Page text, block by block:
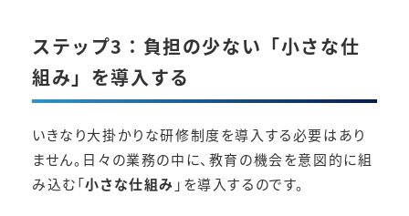
ステップ3：負担の少ない「小さな仕
組み」を導入する
いきなり大掛かりな研修制度を導入する必要はあり
ません。日々の業務の中に、教育の機会を意図的に組
み込む「小さな仕組み 」を導入するのです。